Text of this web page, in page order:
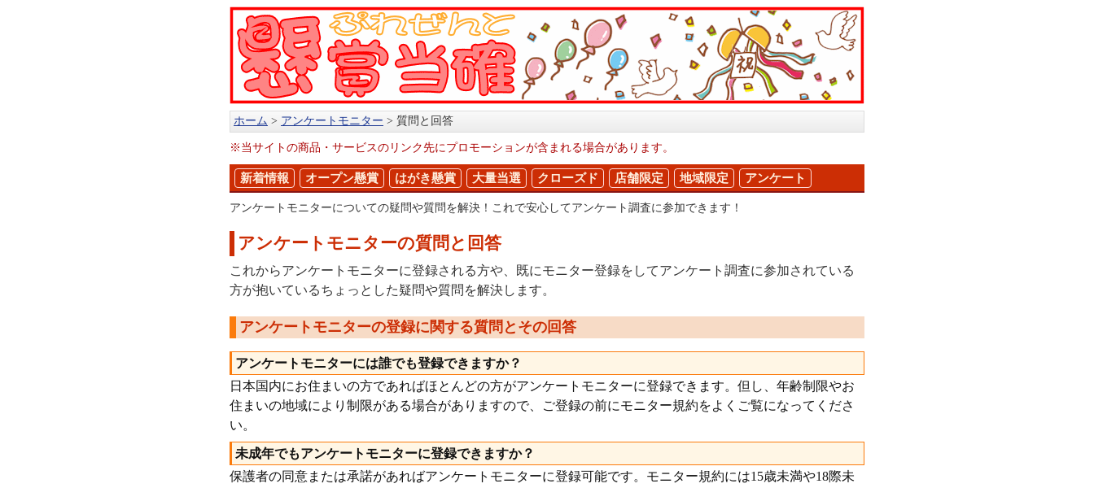
ホーム アンケートモニター 質問と回答
※当サイトの商品・サービスのリンク先にプロモーションが含まれる場合があります。
新着情報 オープン懸賞 はがき懸賞 大量当選 クローズド 店舗限定 地域限定 アンケート
アンケートモニターについての疑問や質問を解決！これで安心してアンケート調査に参加できます！
アンケートモニターの質問と回答
これからアンケートモニターに登録される方や、既にモニター登録をしてアンケート調査に参加されている
方が抱いているちょっとした疑問や質問を解決します。
アンケートモニターの登録に関する質問とその回答
アンケートモニターには誰でも登録できますか？
日本国内にお住まいの方であればほとんどの方がアンケートモニターに登録できます。但し、年齢制限やお
住まいの地域により制限がある場合がありますので、ご登録の前にモニター規約をよくご覧になってくださ
い。
未成年でもアンケートモニターに登録できますか？
保護者の同意または承諾があればアンケートモニターに登録可能です。モニター規約には15歳未満や18際未